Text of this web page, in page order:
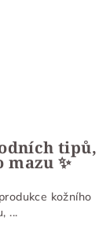
tipů,
✨
kožního
...